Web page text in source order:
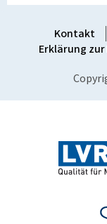
Kontakt
Erklärung